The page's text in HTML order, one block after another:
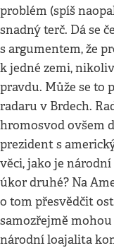
problém (spíš
snadný terč. Dá se
s argumentem, že
k jedné zemi,
pravdu. Může se to
radaru v Brdech.
hromosvod ovšem
prezident s
věci, jako je
úkor druhé? Na
o tom přesvědčit
samozřejmě
národní loajalita